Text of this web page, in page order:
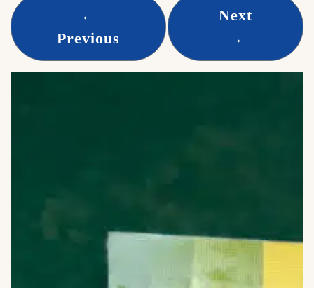
←
Previous
Next
→